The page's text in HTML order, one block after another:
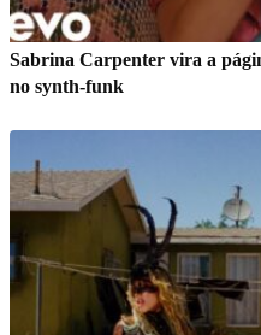
Sabrina Carpenter vira a
no synth-funk